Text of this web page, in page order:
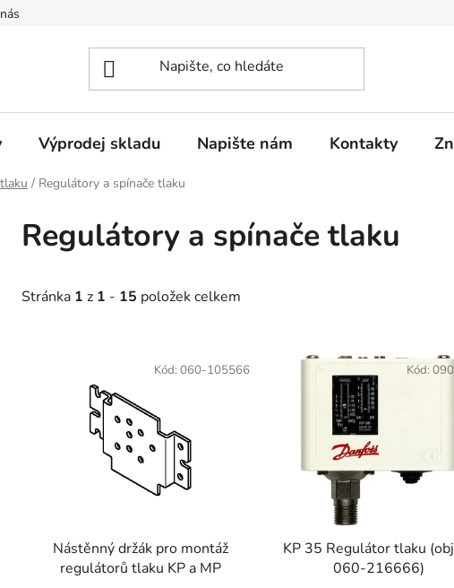
Výprodej skladu Napište nám Kontakty
/ Regulátory a spínače tlaku
Regulátory a spínače tlaku
Stránka 1 z 1 - 15 položek celkem
Nástěnný držák pro montáž
regulátorů tlaku KP a MP
Kód: 060-105566
KP 35 Regulátor tlaku
060-216666)
Kód: